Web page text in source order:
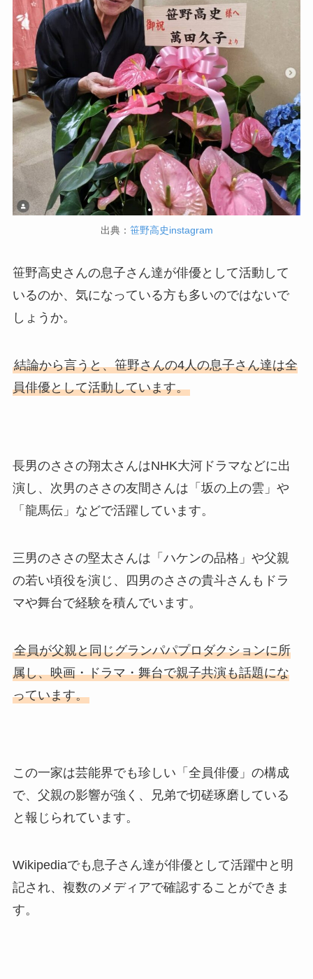
出典： 笹野高史instagram
笹野高史さんの息子さん達が俳優として活動して
いるのか、気になっている方も多いのではないで
しょうか。
結論から言うと、笹野さんの4人の息子さん達は全
員俳優として活動しています。
長男のささの翔太さんはNHK大河ドラマなどに出
演し、次男のささの友間さんは「坂の上の雲」や
「龍馬伝」などで活躍しています。
三男のささの堅太さんは「ハケンの品格」や父親
の若い頃役を演じ、四男のささの貴斗さんもドラ
マや舞台で経験を積んでいます。
全員が父親と同じグランパパプロダクションに所
属し、映画・ドラマ・舞台で親子共演も話題にな
っています。
この一家は芸能界でも珍しい「全員俳優」の構成
で、父親の影響が強く、兄弟で切磋琢磨している
と報じられています。
Wikipediaでも息子さん達が俳優として活躍中と明
記され、複数のメディアで確認することができま
す。